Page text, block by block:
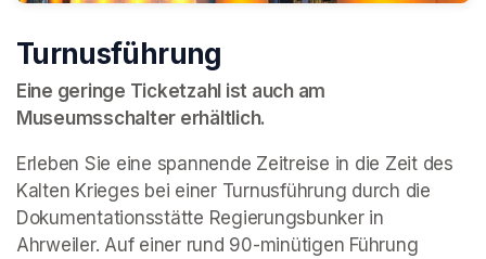
Turnusführung
Eine geringe Ticketzahl ist auch am
Museumsschalter erhältlich.
Erleben Sie eine spannende Zeitreise in die Zeit des
Kalten Krieges bei einer Turnusführung durch die
Dokumentationsstätte Regierungsbunker in
Ahrweiler. Auf einer rund 90-minütigen Führung